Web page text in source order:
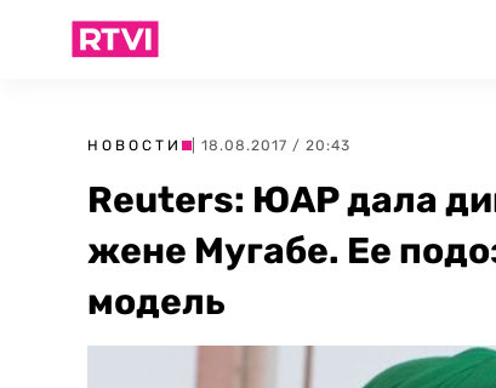
НОВОСТИ | 18.08.2017 / 20:43
Reuters: ЮАР дала
жене Мугабе. Ее
модель